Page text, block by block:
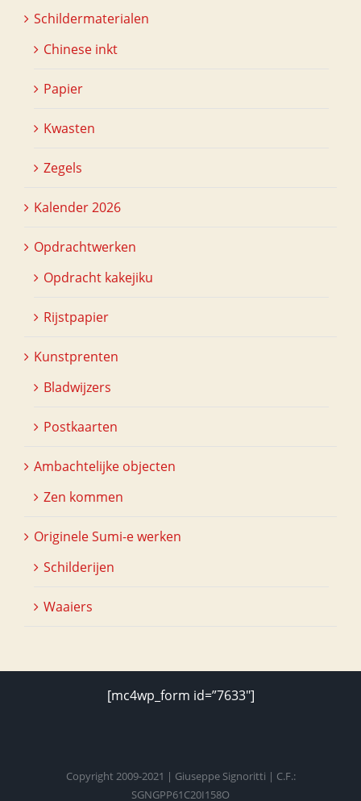
Schildermaterialen
Chinese inkt
Papier
Kwasten
Zegels
Kalender 2026
Opdrachtwerken
Opdracht kakejiku
Rijstpapier
Kunstprenten
Bladwijzers
Postkaarten
Ambachtelijke objecten
Zen kommen
Originele Sumi-e werken
Schilderijen
Waaiers
[mc4wp_form id=”7633″]
Copyright 2009-2021 | Giuseppe Signoritti | C.F.:
SGNGPP61C20I158O